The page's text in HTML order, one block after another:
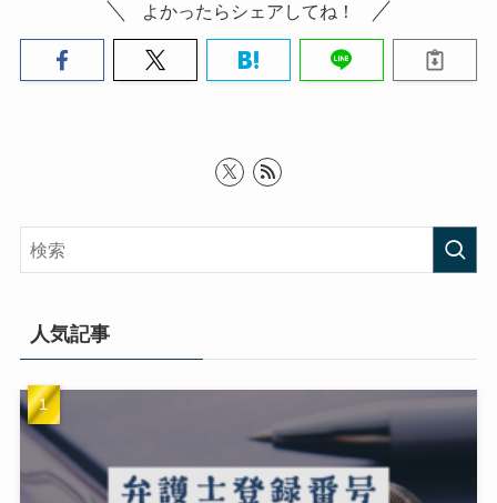
よかったらシェアしてね！
人気記事